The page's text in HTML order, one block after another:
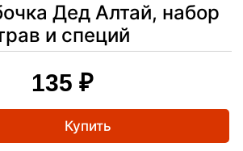
Дед Алтай, набор
и специй
135 ₽
Купить